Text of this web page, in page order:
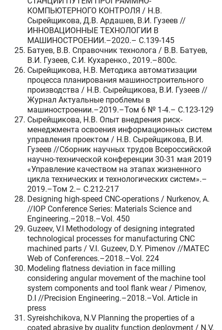
КОМПЬЮТЕРНОГО КОНТРОЛЯ / Н.В.
Сырейщикова, Д.В. Ардашев, В.И. Гузеев //
ИННОВАЦИОННЫЕ ТЕХНОЛОГИИ В
МАШИНОСТРОЕНИИ.–2020.– C.139-145
Батуев, В.В. Справочник технолога / В.В. Батуев,
В.И. Гузеев, С.И. Кухаренко., 2019.–800c.
Сырейщикова, Н.В. Методика автоматизации
процесса планирования машиностроительного
производства / Н.В. Сырейщикова, В.И. Гузеев //
Журнал Актуальные проблемы в
машиностроении.–2019.–Том 6 № 1-4.– C.123-129
Сырейщикова, Н.В. Опыт внедрения риск-
менеджмента освоения информационных систем
управления проектом / Н.В. Сырейщикова, В.И.
Гузеев //Сборник научных трудов Всероссийской
научно-технической конференции 30-31 мая 2019
«Управление качеством на этапах жизненного
цикла технических и технологических систем».–
2019.–Том 2.– C.212-217
Designing high-speed CNC-operations / Nurkenov, A.
//IOP Conference Series: Materials Science and
Engineering.–2018.–Vol. 450
Guzeev, V.I Methodology of designing integrated
technological processes for manufacturing CNC
machined parts / V.I. Guzeev, D.Y. Pimenov //MATEC
Web of Conferences.–2018.–Vol. 224
Modeling flatness deviation in face milling
considering angular movement of the machine tool
system components and tool flank wear / Pimenov,
D.I //Precision Engineering.–2018.–Vol. Article in
press
Syreishchikova, N.V Planning the properties of a
coated abrasive by quality function deployment / N.V.